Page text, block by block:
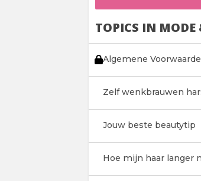
TOPICS IN MODE
Algemene
Zelf wenkbrauwen
Jouw beste beautytip
Hoe mijn haar langer